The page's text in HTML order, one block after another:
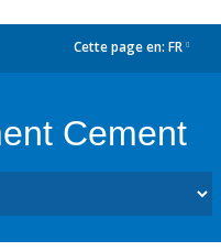
Cette page en: FR
Cement